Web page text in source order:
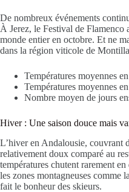
De nombreux événements
À Jerez, le Festival de Flamenco
monde entier en octobre. Et ne
dans la région viticole de
Températures moyennes
Températures moyennes
Nombre moyen de jours
Hiver : Une saison douce mais
L’hiver en Andalousie, couvrant
relativement doux comparé au
températures chutent rarement
les zones montagneuses comme
fait le bonheur des skieurs.